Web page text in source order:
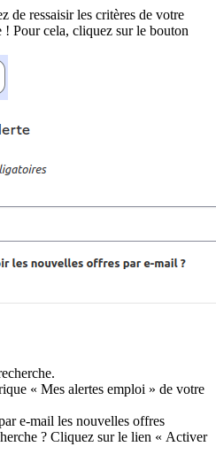
de ressaisir les critères de votre
! Pour cela, cliquez sur le bouton
« Mes alertes emploi » de votre
e-mail les nouvelles offres
? Cliquez sur le lien « Activer